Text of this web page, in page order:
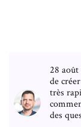
28
de
très
des